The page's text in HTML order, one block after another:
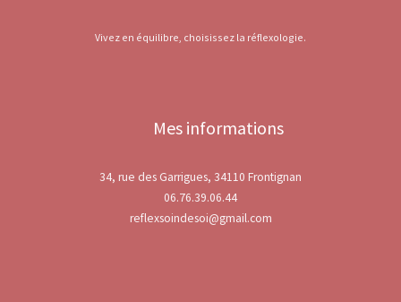
Vivez en équilibre, choisissez la réflexologie.
Mes informations
34, rue des Garrigues, 34110 Frontignan
06.76.39.06.44
reflexsoindesoi@gmail.com